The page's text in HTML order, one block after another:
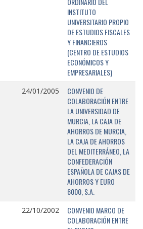
INSTITUTO
UNIVERSITARIO PROPIO
DE ESTUDIOS FISCALES
Y FINANCIEROS
(CENTRO DE ESTUDIOS
ECONÓMICOS Y
EMPRESARIALES)
24/01/2005
CONVENIO DE
COLABORACIÓN ENTRE
LA UNIVERSIDAD DE
MURCIA, LA CAJA DE
AHORROS DE MURCIA,
LA CAJA DE AHORROS
DEL MEDITERRÁNEO, LA
CONFEDERACIÓN
ESPAÑOLA DE CAJAS DE
AHORROS Y EURO
6000, S.A.
22/10/2002
CONVENIO MARCO DE
COLABORACIÓN ENTRE